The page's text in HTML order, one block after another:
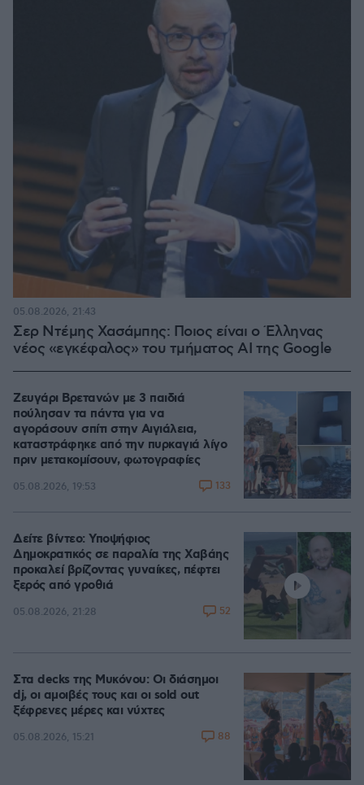
Σερ Ντέμης Χασάμπης: Ποιος είναι ο Έλληνας
νέος «εγκέφαλος» του τμήματος AI της Google
05.08.2026, 21:43
Ζευγάρι Βρετανών με 3 παιδιά
πούλησαν τα πάντα για να
αγοράσουν σπίτι στην Αιγιάλεια,
καταστράφηκε από την πυρκαγιά λίγο
πριν μετακομίσουν, φωτογραφίες
05.08.2026, 19:53 133
Δείτε βίντεο: Υποψήφιος
Δημοκρατικός σε παραλία της Χαβάης
προκαλεί βρίζοντας γυναίκες, πέφτει
ξερός από γροθιά
05.08.2026, 21:28 52
Στα decks της Μυκόνου: Οι διάσημοι
dj, οι αμοιβές τους και οι sold out
ξέφρενες μέρες και νύχτες
05.08.2026, 15:21 88